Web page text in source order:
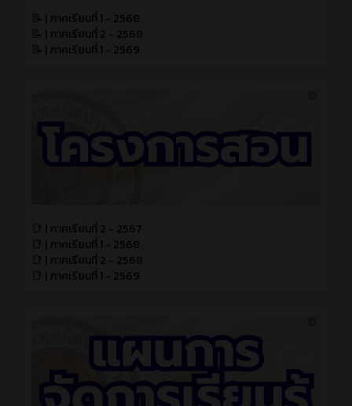
📝 | ภาคเรียนที่ 1 - 2568
📝 | ภาคเรียนที่ 2 - 2568
📝 | ภาคเรียนที่ 1 - 2569
📑 | ภาคเรียนที่ 2 - 2567
📑 | ภาคเรียนที่ 1 - 2568
📑 | ภาคเรียนที่ 2 - 2568
📑 | ภาคเรียนที่ 1 - 2569